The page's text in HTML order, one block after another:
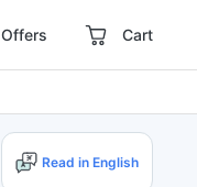
Offers Cart
Read in English